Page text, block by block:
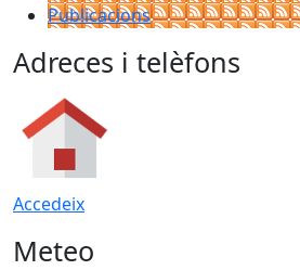
Publicacions
Adreces i telèfons
Accedeix
Meteo